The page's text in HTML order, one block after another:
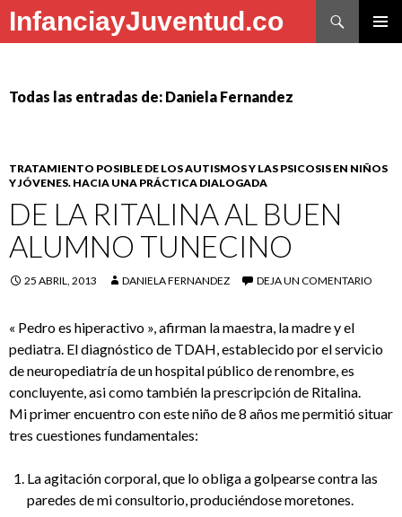
InfanciayJuventud.co
Buscar
Todas las entradas de: Daniela Fernandez
TRATAMIENTO POSIBLE DE LOS AUTISMOS Y LAS PSICOSIS EN NIÑOS
Y JÓVENES. HACIA UNA PRÁCTICA DIALOGADA
DE LA RITALINA AL BUEN
ALUMNO TUNECINO
25 ABRIL, 2013 DANIELA FERNANDEZ DEJA UN COMENTARIO
« Pedro es hiperactivo », afirman la maestra, la madre y el
pediatra. El diagnóstico de TDAH, establecido por el servicio
de neuropediatría de un hospital público de renombre, es
concluyente, asi como también la prescripción de Ritalina.
Mi primer encuentro con este niño de 8 años me permitió situar
tres cuestiones fundamentales:
La agitación corporal, que lo obliga a golpearse contra las
paredes de mi consultorio, produciéndose moretones.